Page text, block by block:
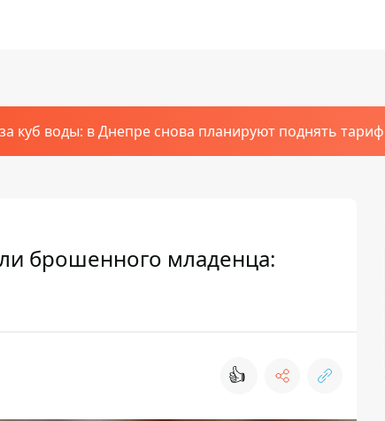
куб воды: в Днепре снова планируют поднять тариф
брошенного младенца:
👍